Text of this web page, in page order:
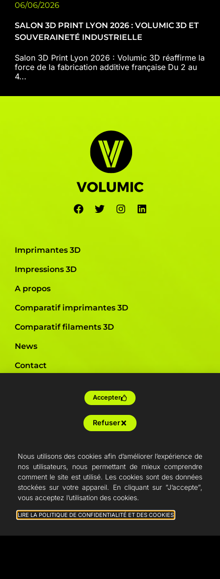
06/06/2026
SALON 3D PRINT LYON 2026 : VOLUMIC 3D ET
SOUVERAINETÉ INDUSTRIELLE
Salon 3D Print Lyon 2026 : Volumic 3D réaffirme la
force de la fabrication additive française Du 2 au
4...
Imprimantes 3D
Impressions 3D
A propos
Comparatif imprimantes 3D
Comparatif filaments 3D
News
Contact
Imprimantes par secteur d'activité
Sur-mesure
Production en ferme
Revendeurs
Articles
French Fab
Nous utilisons des cookies afin d’améliorer l’expérience de
nos utilisateurs, nous permettant de mieux comprendre
comment le site est utilisé. Les cookies sont des données
stockées sur votre appareil. En cliquant sur ”J’accepte”,
vous acceptez l’utilisation des cookies.
LIRE LA POLITIQUE DE CONFIDENTIALITÉ ET DES COOKIES
Accepter
Refuser